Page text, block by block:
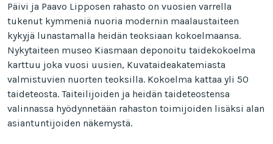
Päivi ja Paavo Lipposen rahasto on vuosien varrella
tukenut kymmeniä nuoria modernin maalaustaiteen
kykyjä lunastamalla heidän teoksiaan kokoelmaansa.
Nykytaiteen museo Kiasmaan deponoitu taidekokoelma
karttuu joka vuosi uusien, Kuvataideakatemiasta
valmistuvien nuorten teoksilla. Kokoelma kattaa yli 50
taideteosta. Taiteilijoiden ja heidän taideteostensa
valinnassa hyödynnetään rahaston toimijoiden lisäksi alan
asiantuntijoiden näkemystä.